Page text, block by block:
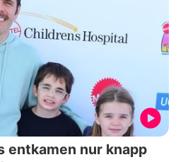
entkamen nur knapp